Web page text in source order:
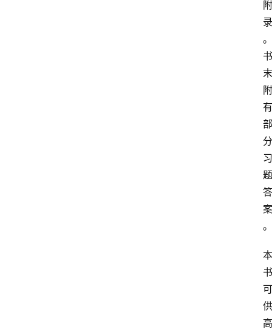
附
录
。
书
末
附
有
部
分
习
题
答
案
。
本
书
可
供
高